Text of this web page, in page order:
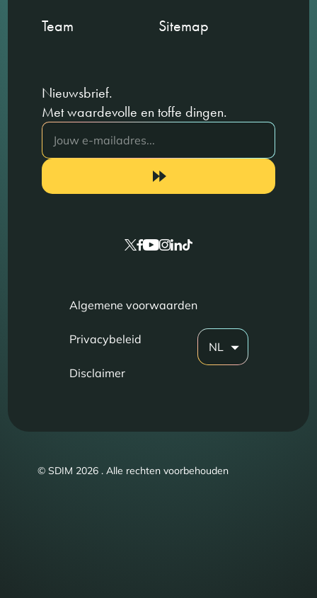
Team
Sitemap
Nieuwsbrief.
Met waardevolle en toffe dingen.
Algemene voorwaarden
Privacybeleid
Disclaimer
NL
© SDIM 2026 . Alle rechten voorbehouden